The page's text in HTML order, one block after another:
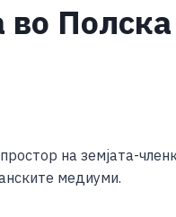
во Полска
на земјата-
медиуми.